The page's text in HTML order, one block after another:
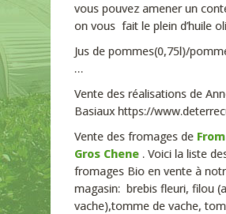
vous pouvez amener un
on vous fait le plein d’huile
Jus de pommes(0,75l)/
…
Vente des réalisations de
Basiaux https://
Vente des fromages de
Gros Chene . Voici la liste
fromages Bio en vente à
magasin: brebis fleuri, filou
vache),tomme de vache,